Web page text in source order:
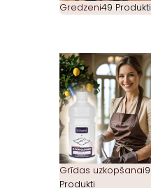
Gredzeni49 Produkti
Grīdas uzkopšanai9
Produkti